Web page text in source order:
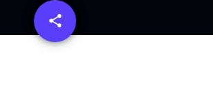
share
email